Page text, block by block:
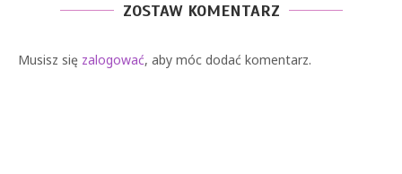
ZOSTAW KOMENTARZ
Musisz się zalogować, aby móc dodać komentarz.